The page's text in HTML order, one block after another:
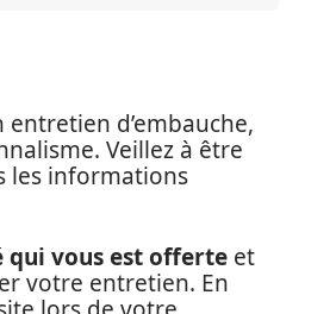
d’embauche,
Veillez à être
les informations
vous est offerte et
votre entretien. En